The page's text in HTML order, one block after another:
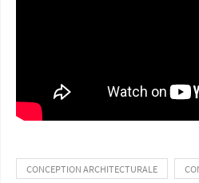
CONCEPTION ARCHITECTURALE